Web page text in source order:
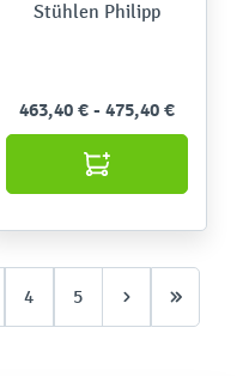
Stühlen Philipp
463,40 € - 475,40 €
4 5